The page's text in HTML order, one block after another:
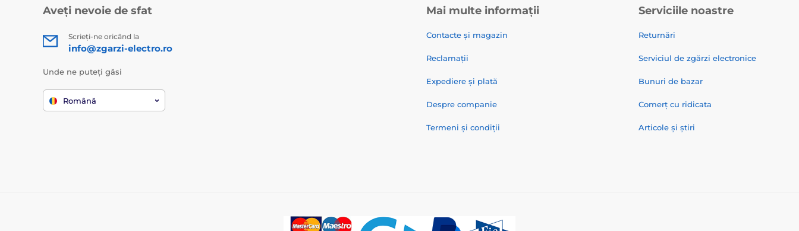
Aveți nevoie de sfat
Scrieți-ne oricând la
info@zgarzi-electro.ro
Unde ne puteți găsi
Română
Mai multe informații
Contacte și magazin
Reclamații
Expediere și plată
Despre companie
Termeni și condiții
Serviciile noastre
Returnări
Serviciul de zgărzi electronice
Bunuri de bazar
Comerț cu ridicata
Articole și știri